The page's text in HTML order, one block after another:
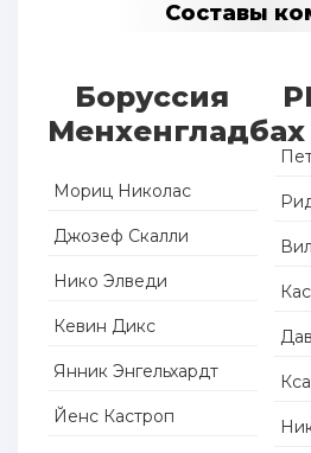
Составы
Боруссия
Менхенгладбах
Мориц Николас
Джозеф Скалли
Нико Элведи
Кевин Дикс
Янник Энгельхардт
Йенс Кастроп